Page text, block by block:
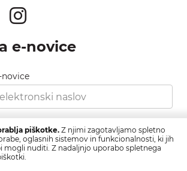
e-novice
novice
s pravilnikom zasebnosti, ki ga najdete
piškotke. Z njimi zagotavljamo spletno
oglasnih sistemov in funkcionalnosti, ki jih
mogli nuditi. Z nadaljnjo uporabo spletnega